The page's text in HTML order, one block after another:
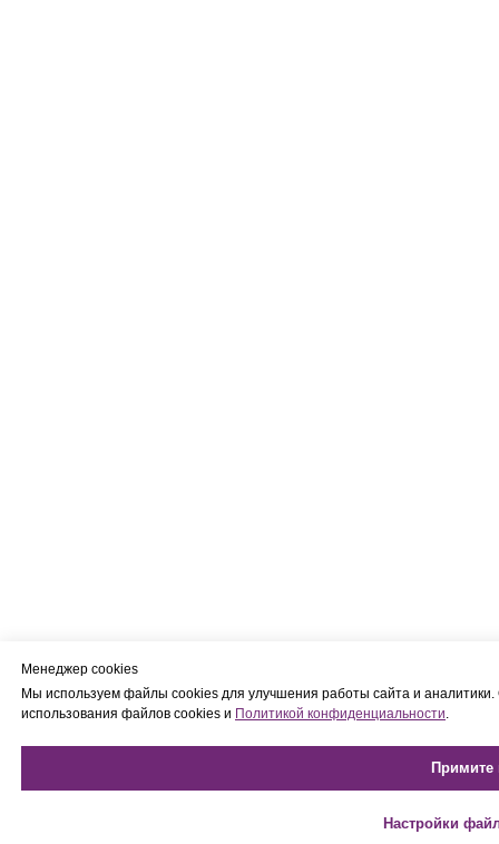
Менеджер cookies
Мы используем файлы cookies для улучшения работы сайта и
использования файлов cookies и Политикой конфиденциальности.
Примите
Настройки